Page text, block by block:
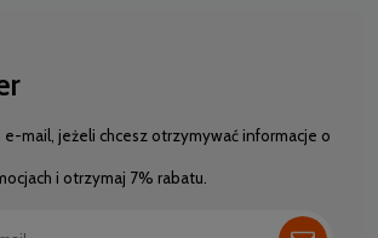
e-mail, jeżeli chcesz otrzymywać informacje o
i otrzymaj 7% rabatu.